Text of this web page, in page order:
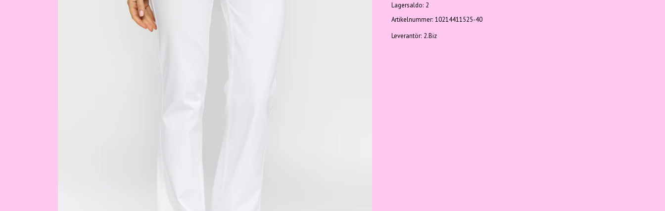
Lagersaldo: 2
Artikelnummer: 10214411525-40
Leverantör: 2.Biz